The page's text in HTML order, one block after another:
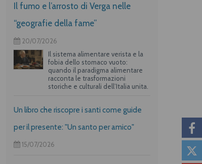
Il fumo e l’arrosto di Verga nelle
“geografie della fame”
20/07/2026
Il sistema alimentare verista e la
fobia dello stomaco vuoto:
quando il paradigma alimentare
racconta le trasformazioni
storiche e culturali dell’Italia unita.
Un libro che riscopre i santi come guide
per il presente: "Un santo per amico"
15/07/2026